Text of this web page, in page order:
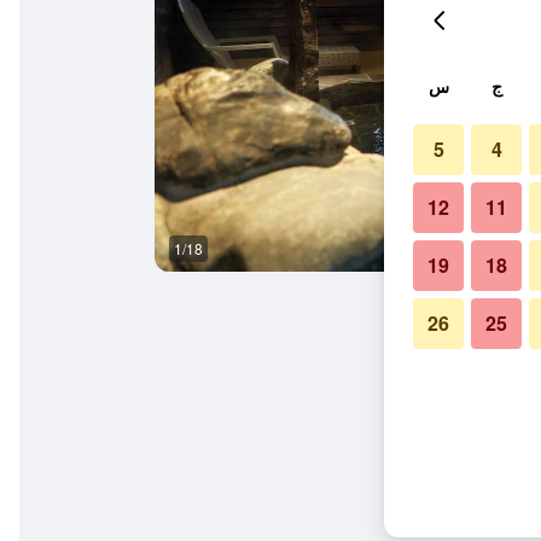
1/18
هوت سبرينج
ج س
4
5
11
12
18
19
25
26